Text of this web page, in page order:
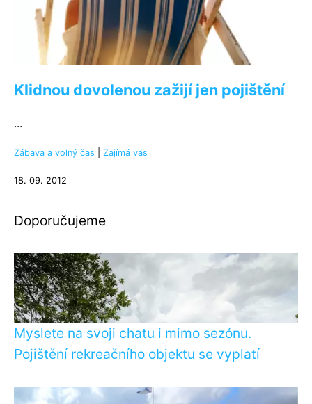
Klidnou dovolenou zažijí jen pojištění
...
Zábava a volný čas Zajímá vás
18. 09. 2012
Doporučujeme
Myslete na svoji chatu i mimo sezónu.
Pojištění rekreačního objektu se vyplatí